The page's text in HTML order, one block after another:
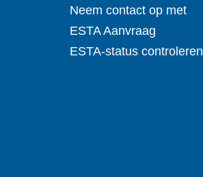
Neem contact op met
ESTA Aanvraag
ESTA-status controleren